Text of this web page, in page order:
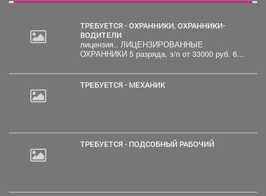
ТРЕБУЕТСЯ - ОХРАННИКИ, ОХРАННИКИ-
ВОДИТЕЛИ
лицензия.. ЛИЦЕНЗИРОВАННЫЕ
ОХРАННИКИ 5 разряда, з/п от 33000 руб. 6...
ТРЕБУЕТСЯ - МЕХАНИК
ТРЕБУЕТСЯ - ПОДСОБНЫЙ РАБОЧИЙ